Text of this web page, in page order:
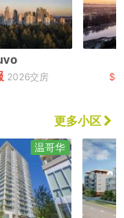
2026交房 $
更多小区
温哥华